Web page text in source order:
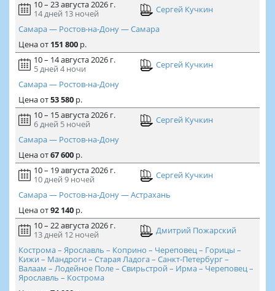
10 – 23 августа 2026 г.
14 дней 13 ночей
Сергей Кучкин
Самара — Ростов-на-Дону — Самара
Ценаот 151 800р.
10 – 14 августа 2026 г.
5 дней 4 ночи
Сергей Кучкин
Самара — Ростов-на-Дону
Ценаот53 580р.
10 – 15 августа 2026 г.
6 дней 5 ночей
Сергей Кучкин
Самара — Ростов-на-Дону
Ценаот67 600р.
10 – 19 августа 2026 г.
10 дней 9 ночей
Сергей Кучкин
Самара — Ростов-на-Дону — Астрахань
Ценаот92 140р.
10 – 22 августа 2026 г.
13 дней 12 ночей
Дмитрий Пожарский
Кострома – Ярославль – Коприно – Череповец – Горицы –
Кижи – Мандроги – Старая Ладога – Санкт-Петербург –
Валаам – Лодейное Поле – Свирьстрой – Ирма – Череповец –
Ярославль – Кострома